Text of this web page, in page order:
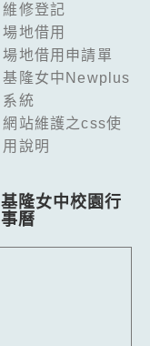
維修登記
場地借用
場地借用申請單
基隆女中Newplus
系統
網站維護之css使
用說明
基隆女中校園行
事曆